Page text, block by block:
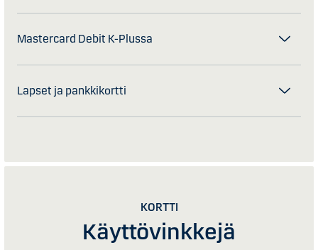
Mastercard Debit K-Plussa
Lapset ja pankkikortti
KORTTI
Käyttövinkkejä